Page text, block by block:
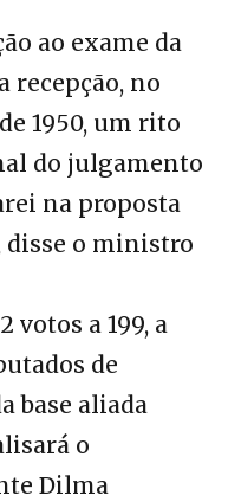
ao exame da
recepção, no
1950, um rito
do julgamento
na proposta
disse o ministro
votos a 199, a
de
base aliada
o
Dilma